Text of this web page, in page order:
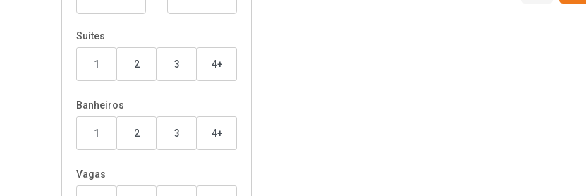
Suítes
1 2 3 4+
Banheiros
1 2 3 4+
Vagas